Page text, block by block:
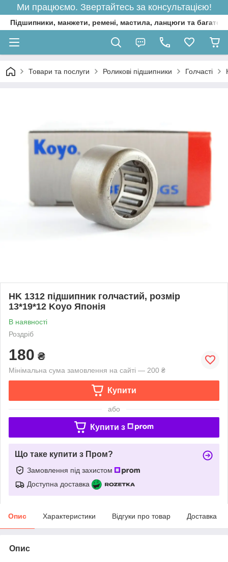
Ми працюємо. Звертайтесь за консультацією!
Підшипники, манжети, ремені, мастила, ланцюги та багато
Товари та послуги Роликові підшипники Голчасті
HK 1312 підшипник голчастий, розмір
13*19*12 Koyo Японія
В наявності
Роздріб
180 ₴
Мінімальна сума замовлення на сайті — 200 ₴
Купити
або
Купити з
Що таке купити з Пром?
Замовлення під захистом
Доступна доставка
Опис Характеристики Відгуки про товар Доставка
Опис